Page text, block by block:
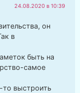
24.08.2020 в 10:39
он
в
быть на
самое
то выстроить